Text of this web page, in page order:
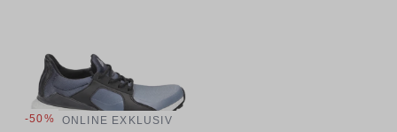
-50% ONLINE EXKLUSIV